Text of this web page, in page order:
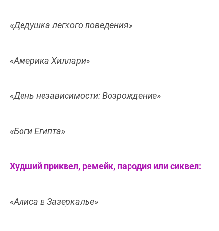
«Дедушка легкого поведения»
«Америка Хиллари»
«День независимости: Возрождение»
«Боги Египта»
Худший приквел, ремейк, пародия или сиквел:
«Алиса в Зазеркалье»